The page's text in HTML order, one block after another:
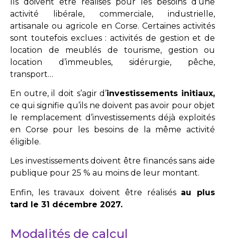
activité libérale, commerciale, industrielle,
artisanale ou agricole en Corse. Certaines activités
sont toutefois exclues : activités de gestion et de
location de meublés de tourisme, gestion ou
location d’immeubles, sidérurgie, pêche,
transport…
En outre, il doit s’agir d’investissements initiaux,
ce qui signifie qu’ils ne doivent pas avoir pour objet
le remplacement d’investissements déjà exploités
en Corse pour les besoins de la même activité
éligible.
Les investissements doivent être financés sans aide
publique pour 25 % au moins de leur montant.
Enfin, les travaux doivent être réalisés au plus
tard le 31 décembre 2027.
Modalités de calcul